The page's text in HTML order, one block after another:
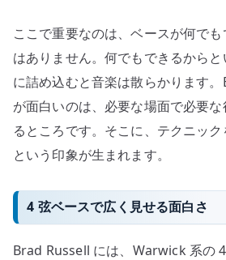
ここで重要なのは、ベースが何で
はありません。何でもできるから
に詰め込むと音楽は散らかります
が面白いのは、必要な場面で必要
るところです。そこに、テクニッ
という印象が生まれます。
4 弦ベースで広く見せる面白さ
Brad Russell には、Warwick 系の